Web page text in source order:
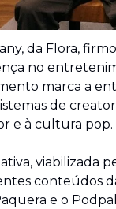
da Flora,
no
marca a
de
e à cultura pop.
viabilizada
conteúdos
e o